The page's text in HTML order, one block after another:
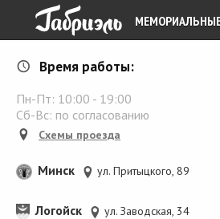
Время работы:
Пн-Пт: 10:00 - 19:00
Сб-Вс: по согласованию
Схемы проезда
Минск ул. Притыцкого, 89
Логойск ул. Заводская, 34